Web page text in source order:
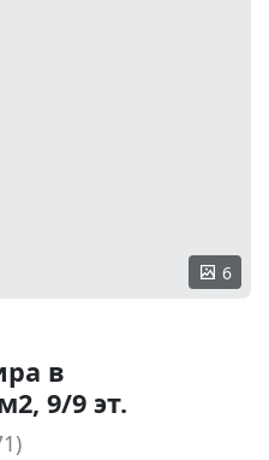
6
в
9/9 эт.